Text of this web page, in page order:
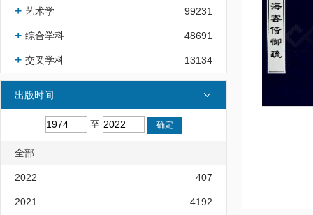
艺术学 99231
综合学科 48691
交叉学科 13134
出版时间
至
全部
2022 407
2021 4192